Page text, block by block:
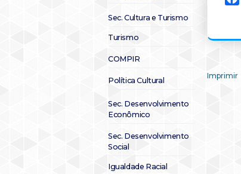
Sec. Cultura e Turismo
Turismo
COMPIR
Política Cultural
Sec. Desenvolvimento
Econômico
Sec. Desenvolvimento
Social
Igualdade Racial
Imprimir